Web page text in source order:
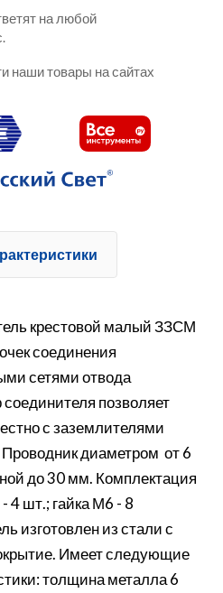
на любой
наши товары на сайтах
крестовой малый ЗЗСМ
соединения
сетями отвода
позволяет
с заземлителями
диаметром от 6
до 30 мм. Комплектация
4 шт.; гайка М6 - 8
изготовлен из стали с
Имеет следующие
толщина металла 6